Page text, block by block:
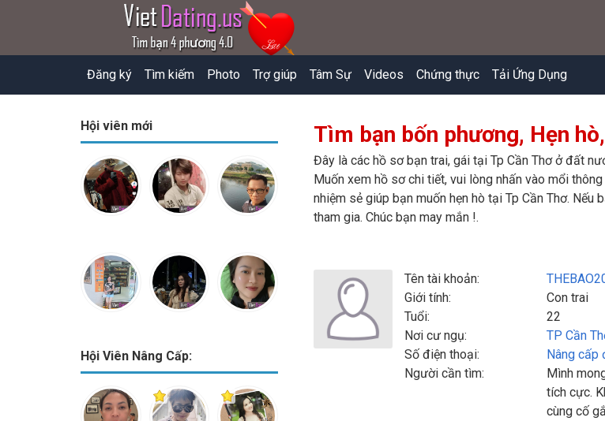
Đăng ký Tìm kiếm Photo Trợ giúp Tâm Sự Videos Chứng thực Tải Ứng Dụng
Hội viên mới
Hội Viên Nâng Cấp:
Tìm bạn bốn phương, Hẹn
Đây là các hồ sơ bạn trai, gái tại Tp Cần Thơ ở đất
Muốn xem hồ sơ chi tiết, vui lòng nhấn vào mổi
nhiệm sẻ giúp bạn muốn hẹn hò tại Tp Cần Thơ.
tham gia. Chúc bạn may mắn !.
Tên tài khoản:
Giới tính:
Con trai
Tuổi:
22
Nơi cư ngụ:
TP Cần
Số điện thoại:
Nâng cấp
Người cần tìm:
Mình
tích cực.
cùng cố